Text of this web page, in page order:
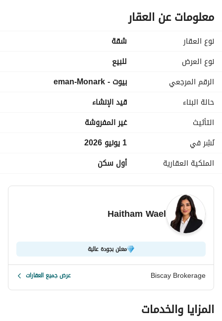
تراس كبير
مميزات الكمبوند :
جيم و سبا
مركز تجاري
مسارات للجري
فود كورت
محلات تجارية
حمامات سباحه
المساحة : 175م
المقدم : 5% وتقسيط حتى 8 سنين
معلومات عن العقار
نوع العقار
شقة
نوع العرض
للبيع
الرقم المرجعي
بيوت - eman-Monark
حالة البناء
قيد الإنشاء
التأثيث
غير المفروشة
نُشِر في
1 يونيو 2026
الملكية العقارية
أول سكن
Haitham Wael
معلن بجودة عالية
Biscay Brokerage عرض جميع العقارات
المزايا والخدمات